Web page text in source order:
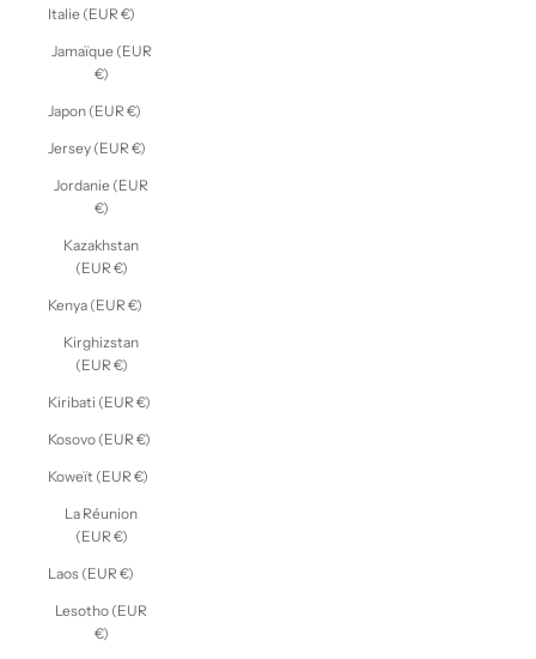
Italie (EUR €)
Jamaïque (EUR
€)
Japon (EUR €)
Jersey (EUR €)
Jordanie (EUR
€)
Kazakhstan
(EUR €)
Kenya (EUR €)
Kirghizstan
(EUR €)
Kiribati (EUR €)
Kosovo (EUR €)
Koweït (EUR €)
La Réunion
(EUR €)
Laos (EUR €)
Lesotho (EUR
€)